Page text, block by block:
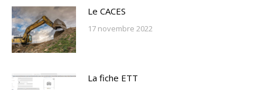
Le CACES
17 novembre 2022
La fiche ETT